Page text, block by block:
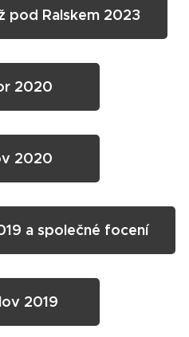
pod Ralskem 2023
2020
2020
a společné focení
2019